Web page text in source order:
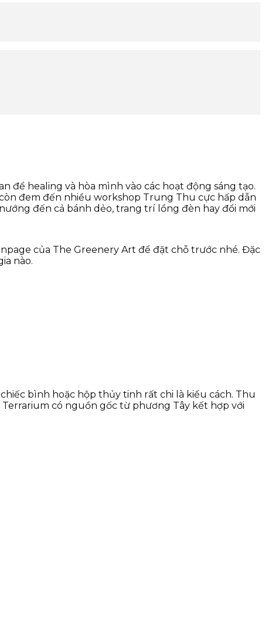
để healing và hòa mình vào các hoạt động sáng tạo.
đem đến nhiều workshop Trung Thu cực hấp dẫn
đến cả bánh dẻo, trang trí lồng đèn hay đổi mới
của The Greenery Art để đặt chỗ trước nhé. Đặc
nào.
bình hoặc hộp thủy tinh rất chi là kiểu cách. Thu
có nguồn gốc từ phương Tây kết hợp với